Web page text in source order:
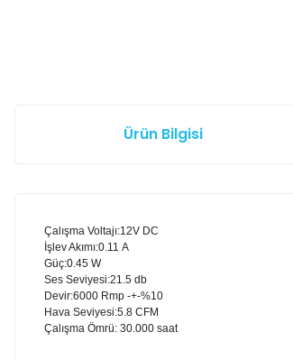
Ürün Bilgisi
Çalışma Voltajı:12V DC
İşlev Akımı:0.11 A
Güç:0.45 W
Ses Seviyesi:21.5 db
Devir:6000 Rmp -+-%10
Hava Seviyesi:5.8 CFM
Çalışma Ömrü: 30.000 saat